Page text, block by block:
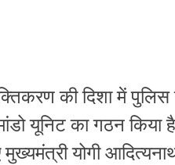
की दिशा में
का गठन किया है,
योगी